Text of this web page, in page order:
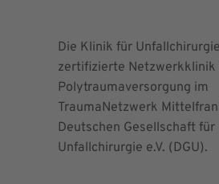
Die Klinik für
zertifizierte Netzwerkklinik
Polytraumaversorgung im
TraumaNetzwerk
Deutschen Gesellschaft für
Unfallchirurgie e.V. (DGU).